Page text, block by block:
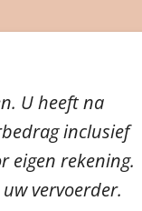
U heeft na
inclusief
eigen rekening.
vervoerder.